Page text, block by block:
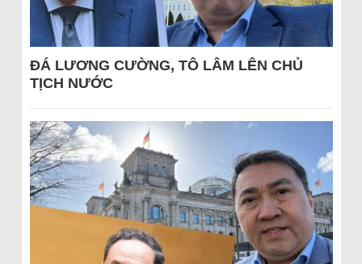
ĐÁ LƯƠNG CƯỜNG, TÔ LÂM LÊN CHỦ
TỊCH NƯỚC